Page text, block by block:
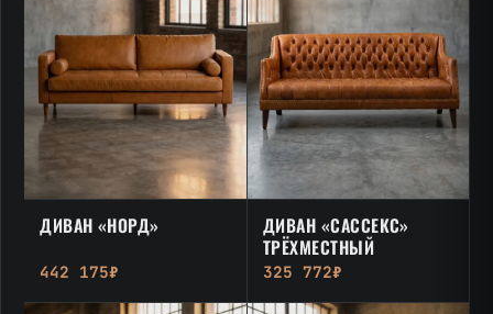
ДИВАН «НОРД»
442 175₽
ДИВАН «САССЕКС»
ТРЁХМЕСТНЫЙ
325 772₽